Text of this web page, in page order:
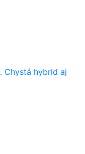
Chystá hybrid aj